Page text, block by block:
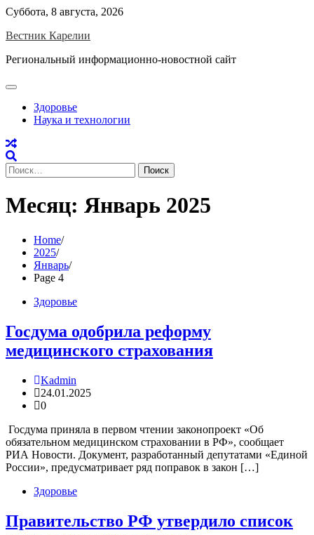
Skip
content
Суббота, 8 августа, 2026
Вестник Карелии
Региональный информационно-новостной сайт
Здоровье
Наука и технологии
Найти:
Месяц: Январь 2025
Home
2025
Январь
Page 4
Здоровье
Госдума одобрила реформу
медицинского страхования
Kadmin
24.01.2025
0
Госдума приняла в первом чтении законопроект «Об
обязательном медицинском страховании в РФ», сообщает
РИА Новости. Документ, разработанный депутатами «Единой
России», предусматривает ряд поправок в закон […]
Здоровье
Правительство РФ утвердило список